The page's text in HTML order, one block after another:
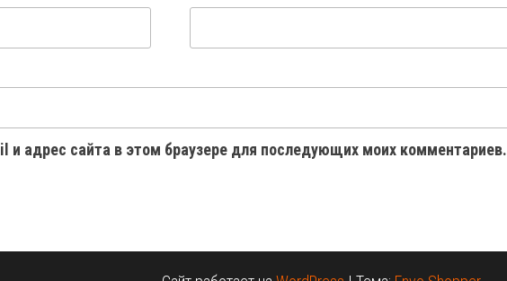
и адрес сайта в этом браузере для последующих моих комментариев.